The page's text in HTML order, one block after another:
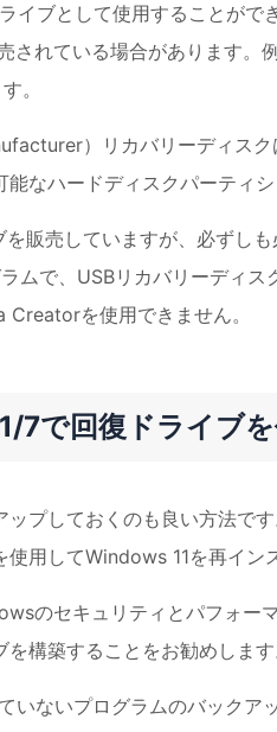
イブとして使用することが
されている場合があります
。
）リカバリーディス
なハードディスクパーティ
販売していますが、必ずし
で、USBリカバリーディス
を使用できません。
7で回復ドライブ
プしておくのも良い方法で
用してWindows 11を再イン
のセキュリティとパフォー
構築することをお勧めします
いないプログラムのバックア